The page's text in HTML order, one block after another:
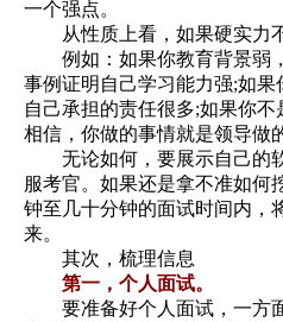
一个强点。
从性质上看，如果硬实力不
例如：如果你教育背景弱
事例证明自己学习能力强;如
自己承担的责任很多;如果你
相信，你做的事情就是领导做
无论如何，要展示自己的
服考官。如果还是拿不准如何
钟至几十分钟的面试时间内，
来。
其次，梳理信息
第一，个人面试。
要准备好个人面试，一方